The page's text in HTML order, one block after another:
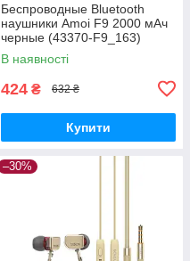
Беспроводные Bluetooth
наушники Amoi F9 2000 мАч
черные (43370-F9_163)
В наявності
424 ₴ 632 ₴
Купити
–30%